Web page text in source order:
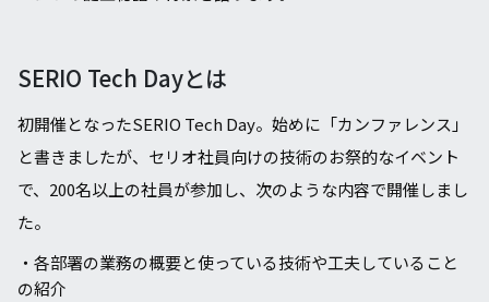
SERIO Tech Dayとは
初開催となったSERIO Tech Day。始めに「カンファレンス」
と書きましたが、セリオ社員向けの技術のお祭的なイベント
で、200名以上の社員が参加し、次のような内容で開催しまし
た。
・各部署の業務の概要と使っている技術や⼯夫していること
の紹介